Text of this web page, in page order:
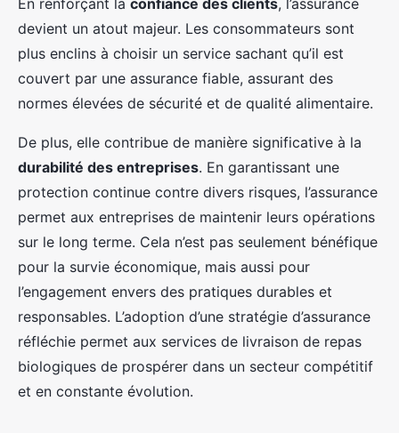
En renforçant la confiance des clients, l’assurance
devient un atout majeur. Les consommateurs sont
plus enclins à choisir un service sachant qu’il est
couvert par une assurance fiable, assurant des
normes élevées de sécurité et de qualité alimentaire.
De plus, elle contribue de manière significative à la
durabilité des entreprises. En garantissant une
protection continue contre divers risques, l’assurance
permet aux entreprises de maintenir leurs opérations
sur le long terme. Cela n’est pas seulement bénéfique
pour la survie économique, mais aussi pour
l’engagement envers des pratiques durables et
responsables. L’adoption d’une stratégie d’assurance
réfléchie permet aux services de livraison de repas
biologiques de prospérer dans un secteur compétitif
et en constante évolution.